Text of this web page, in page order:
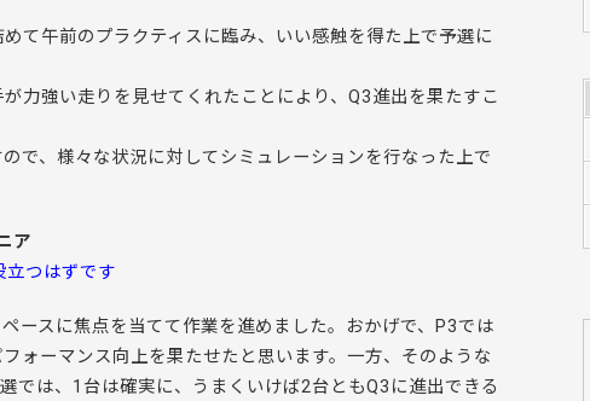
て午前のプラクティスに臨み、いい感触を得た上で予選に
力強い走りを見せてくれたことにより、Q3進出を果たすこ
で、様々な状況に対してシミュレーションを行なった上で
ア
つはずです
ースに焦点を当てて作業を進めました。おかげで、P3では
ォーマンス向上を果たせたと思います。一方、そのような
では、1台は確実に、うまくいけば2台ともQ3に進出できる